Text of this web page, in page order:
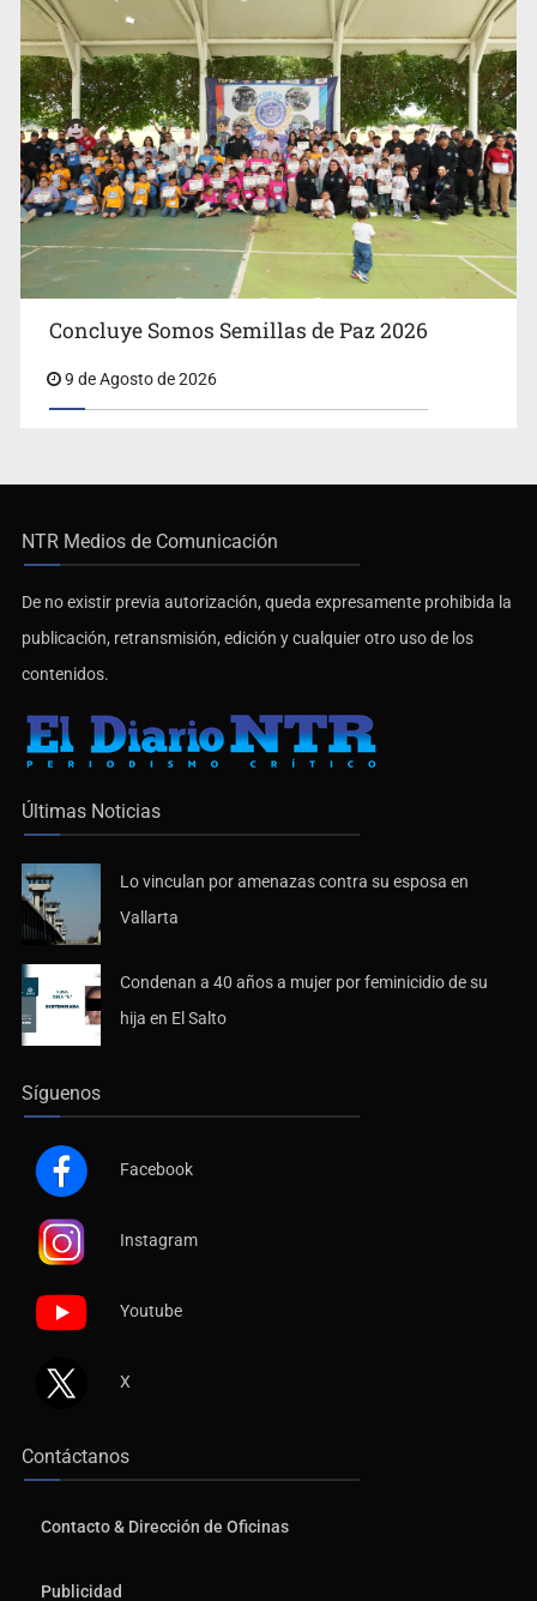
Concluye Somos Semillas de Paz 2026
9 de Agosto de 2026
NTR Medios de Comunicación
De no existir previa autorización, queda expresamente prohibida la
publicación, retransmisión, edición y cualquier otro uso de los
contenidos.
Últimas Noticias
Lo vinculan por amenazas contra su esposa en
Vallarta
Condenan a 40 años a mujer por feminicidio de su
hija en El Salto
Síguenos
Facebook
Instagram
Youtube
X
Contáctanos
Contacto & Dirección de Oficinas
Publicidad